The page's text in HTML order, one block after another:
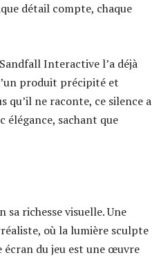
détail compte, chaque
Interactive l’a déjà
produit précipité et
qu’il ne raconte, ce silence a
élégance, sachant que
sa richesse visuelle. Une
où la lumière sculpte
écran du jeu est une œuvre